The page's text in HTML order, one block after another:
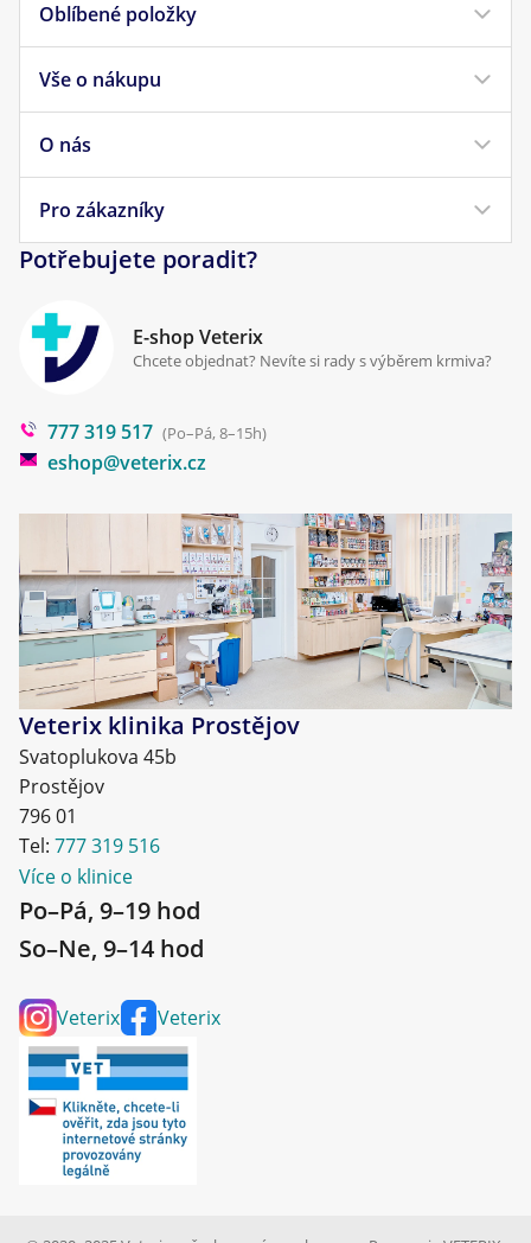
Oblíbené položky
Krmivo pro psy
Krmivo pro kočky
Veterinární diety
Pamlsky pro psy
Vše o nákupu
Doprava a platba
Obchodní podmínky
Reklamace a vrácení
Cookies a podmínky používání
O nás
Náš příběh
Pro zákazníky
Klinika Prostějov
Poradna
Blog
Potřebujete poradit?
E-shop Veterix
Chcete objednat? Nevíte si rady s výběrem krmiva?
777 319 517 (Po–Pá, 8–15h)
eshop@veterix.cz
Veterix klinika Prostějov
Svatoplukova 45b
Prostějov
796 01
Tel: 777 319 516
Více o klinice
Po–Pá, 9–19 hod
So–Ne, 9–14 hod
Veterix Veterix